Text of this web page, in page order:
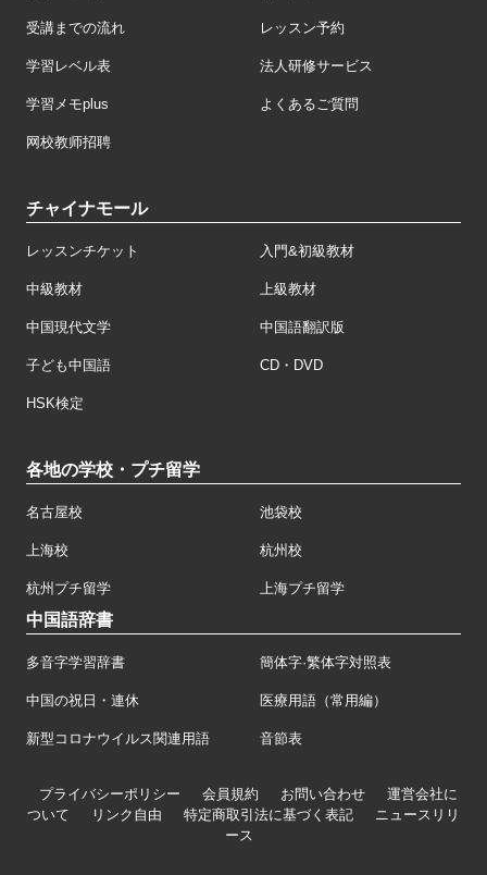
受講までの流れ レッスン予約
学習レベル表 法人研修サービス
学習メモplus よくあるご質問
网校教师招聘
チャイナモール
レッスンチケット 入門&初級教材
中級教材 上級教材
中国現代文学 中国語翻訳版
子ども中国語 CD・DVD
HSK検定
各地の学校・プチ留学
名古屋校 池袋校
上海校 杭州校
杭州プチ留学 上海プチ留学
中国語辞書
多音字学習辞書 簡体字·繁体字対照表
中国の祝日・連休 医療用語（常用編）
新型コロナウイルス関連用語 音節表
プライバシーポリシー 会員規約 お問い合わせ
運営会社に
ついて
リンク自由 特定商取引法に基づく表記
ニュースリリ
ース